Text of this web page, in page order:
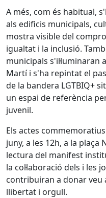
A més, com és habitual,
als edificis municipals,
mostra visible del
igualtat i la inclusió.
municipals s'il·luminaran
Martí i s'ha repintat el
de la bandera LGTBIQ+
un espai de referència
juvenil.
Els actes
juny, a les 12h, a la plaça
lectura del manifest
la col·laboració dels i les
contribuiran a donar veu
llibertat i orgull.